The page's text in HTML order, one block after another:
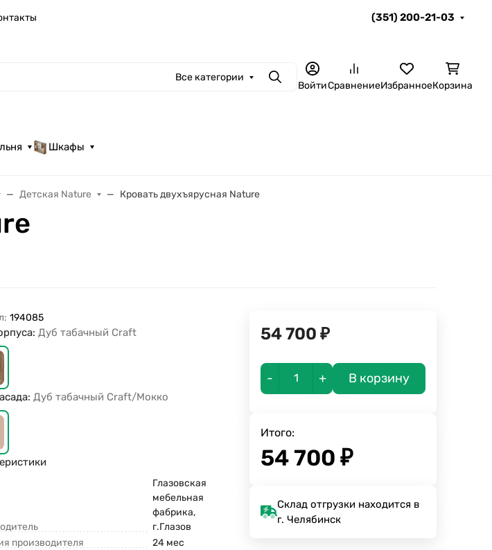
(351) 200-21-03
Все категории ПоискВойтиСравнениеИзбранноеКорзина
Шкафы
Детская Nature Кровать двухъярусная Nature
194085
Дуб табачный Craft
Дуб табачный Craft/Мокко
Глазовская
мебельная
фабрика,
г.Глазов
производителя
24 мес
54 700 ₽
- + В корзину
Итого:
54 700 ₽
Склад отгрузки находится в
г. Челябинск